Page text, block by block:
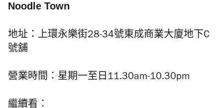
Noodle Town
地址： 上環永樂街28-34號東成商業大廈地下C
號舖
營業時間：星期一至日11.30am-10.30pm
繼續看：